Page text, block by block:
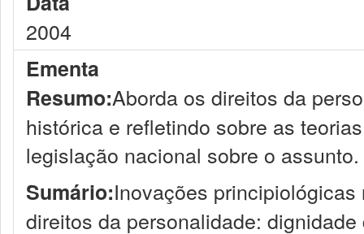
2004
Ementa
Resumo:Aborda os direitos da
histórica e refletindo sobre as
legislação nacional sobre o assunto.
Sumário:Inovações
direitos da personalidade: